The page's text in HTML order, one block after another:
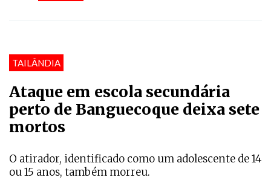
TAILÂNDIA
Ataque em escola secundária
perto de Banguecoque deixa sete
mortos
O atirador, identificado como um adolescente de 14
ou 15 anos, também morreu.